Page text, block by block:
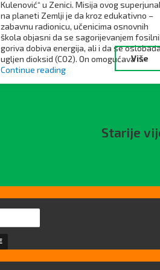
Kulenović“ u Zenici. Misija ovog
na planeti Zemlji je da kroz edukativno –
zabavnu radionicu, učenicima osnovnih
škola objasni da se sagorijevanjem
goriva dobiva energija, ali i da se
ugljen dioksid (CO2). On omogućava …
Continue reading
Više
Starije